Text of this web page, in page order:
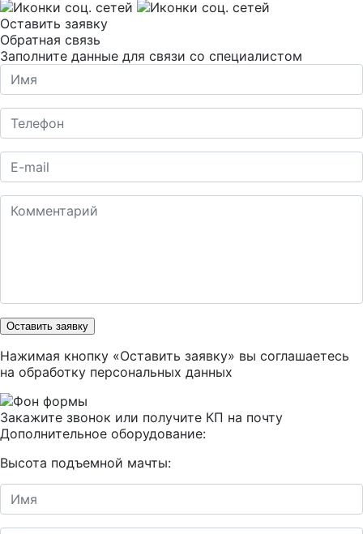
Оставить заявку
Обратная связь
Заполните данные для связи со специалистом
Оставить заявку
Нажимая кнопку «Оставить заявку» вы соглашаетесь
на обработку персональных данных
Закажите звонок или получите КП на почту
Дополнительное оборудование:
Высота подъемной мачты: